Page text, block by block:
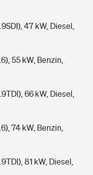
47 kW, Diesel,
55 kW, Benzin,
66 kW, Diesel,
74 kW, Benzin,
81 kW, Diesel,